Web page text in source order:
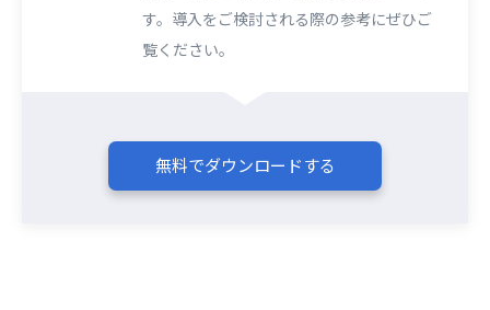
す。導入をご検討される際の参考にぜひご
覧ください。​​
無料でダウンロードする